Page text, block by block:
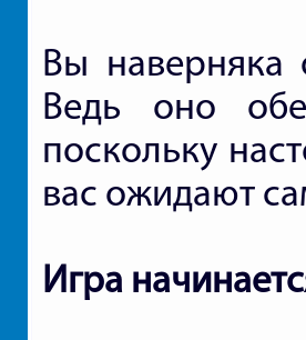
Вы наверняка
Ведь оно
поскольку
вас ожидают
Игра